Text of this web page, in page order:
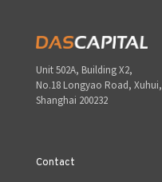
Unit 502A, Building X2,
No.18 Longyao Road, Xuhui,
Shanghai 200232
Contact